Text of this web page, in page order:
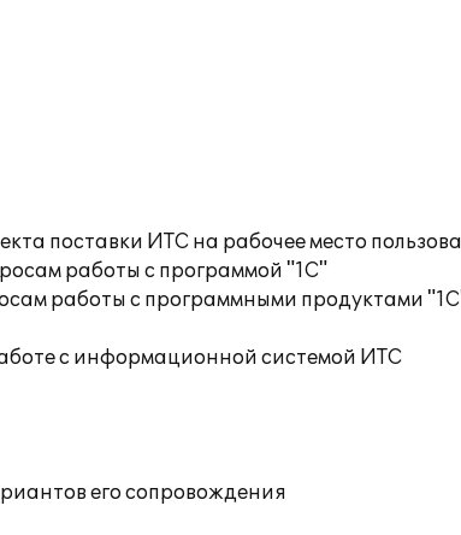
поставки ИТС на рабочее место
работы с программой "1С"
работы с программными продуктами
с информационной системой ИТС
его сопровождения